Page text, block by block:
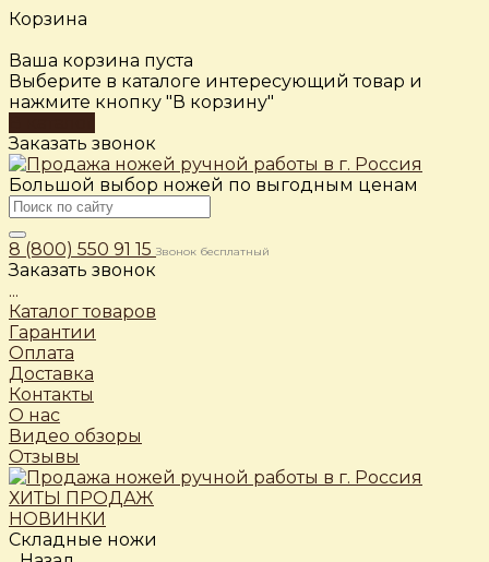
Корзина
Ваша корзина пуста
Выберите в каталоге интересующий товар и
нажмите кнопку "В корзину"
Заказать звонок
Большой выбор ножей по выгодным ценам
8 (800) 550 91 15 Звонок бесплатный
Заказать звонок
...
Каталог товаров
Гарантии
Оплата
Доставка
Контакты
О нас
Видео обзоры
Отзывы
ХИТЫ ПРОДАЖ
НОВИНКИ
Складные ножи